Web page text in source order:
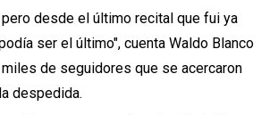
desde el último recital que fui ya
ser el último", cuenta Waldo Blanco
de seguidores que se acercaron
despedida.